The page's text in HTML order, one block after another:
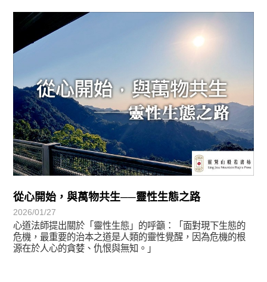
從心開始，與萬物共生──靈性生態之路
2026/01/27
心道法師提出關於「靈性生態」的呼籲：「面對現下生態的
危機，最重要的治本之道是人類的靈性覺醒，因為危機的根
源在於人心的貪婪、仇恨與無知。」